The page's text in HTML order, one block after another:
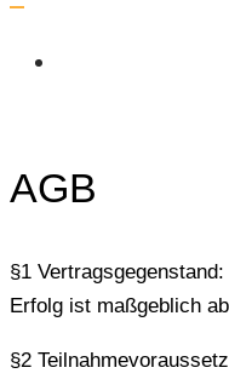
AGB
§1
Erfolg ist maßgeblich
§2